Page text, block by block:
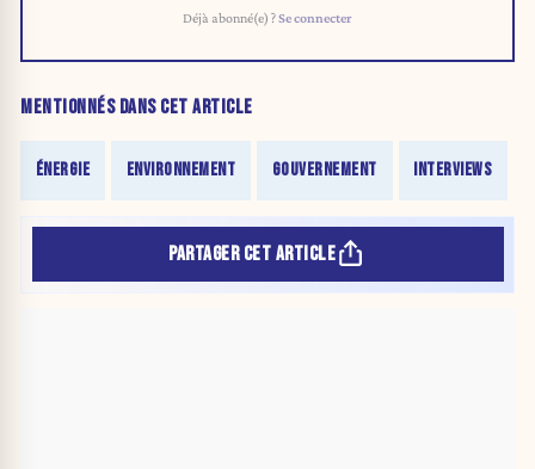
Déjà abonné(e) ?Se connecter
MENTIONNÉS DANS CET ARTICLE
ÉNERGIE ENVIRONNEMENT GOUVERNEMENT INTERVIEWS
PARTAGER CET ARTICLE